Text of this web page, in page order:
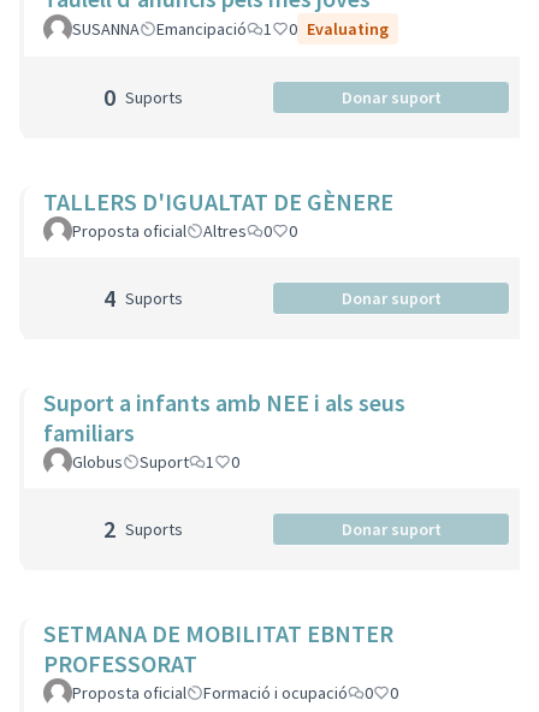
SUSANNA Emancipació 1 0 Evaluating
0 Suports Donar suport
TALLERS D'IGUALTAT DE GÈNERE
Proposta oficial Altres 0 0
4 Suports Donar suport
Suport a infants amb NEE i als seus
familiars
Globus Suport 1 0
2 Suports Donar suport
SETMANA DE MOBILITAT EBNTER
PROFESSORAT
Proposta oficial Formació i ocupació 0 0